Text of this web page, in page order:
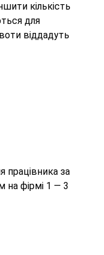
кількість
для
віддадуть
працівника за
на фірмі 1 — 3